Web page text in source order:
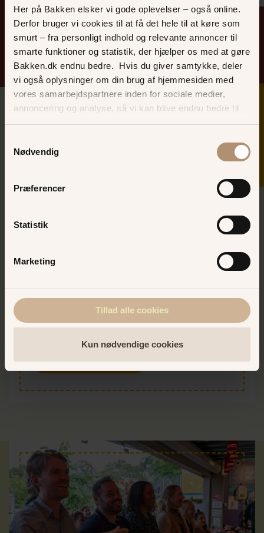
Her på Bakken elsker vi gode oplevelser – også online.
Derfor bruger vi cookies til at få det hele til at køre som
smurt – fra personligt indhold og relevante annoncer til
smarte funktioner og statistik, der hjælper os med at gøre
Bakken.dk endnu bedre. Hvis du giver samtykke, deler
vi også oplysninger om din brug af hjemmesiden med
vores samarbejdspartnere inden for sociale medier,
annoncering og analyse, så vi kan blive endnu bedre til
næste gang, du besøger os.
Nødvendig
Præferencer
Statistik
Marketing
Tillad alle cookies
Kun nødvendige cookies
SKER I DAG
op til 50 kr.
BAKKENS WEBSHOP